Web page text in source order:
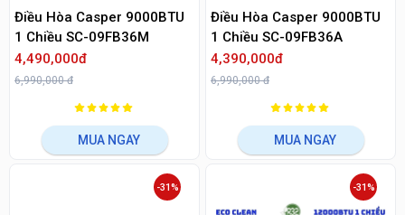
Điều Hòa Casper 9000BTU
1 Chiều SC-09FB36M
4,490,000đ
6,990,000 đ
MUA NGAY
Điều Hòa Casper 9000BTU
1 Chiều SC-09FB36A
4,390,000đ
6,990,000 đ
MUA NGAY
-31% -31%